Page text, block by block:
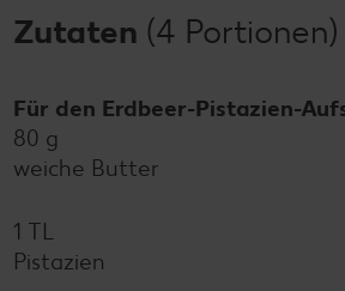
Zutaten (4 Portionen)
Für den Erdbeer-Pistazien-
80 g
weiche Butter
1 TL
Pistazien